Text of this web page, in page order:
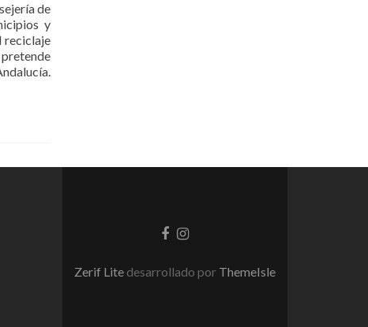
de
y
reciclaje
EnlaceEnlace
Zerif Lite desarrollado por ThemeIsle